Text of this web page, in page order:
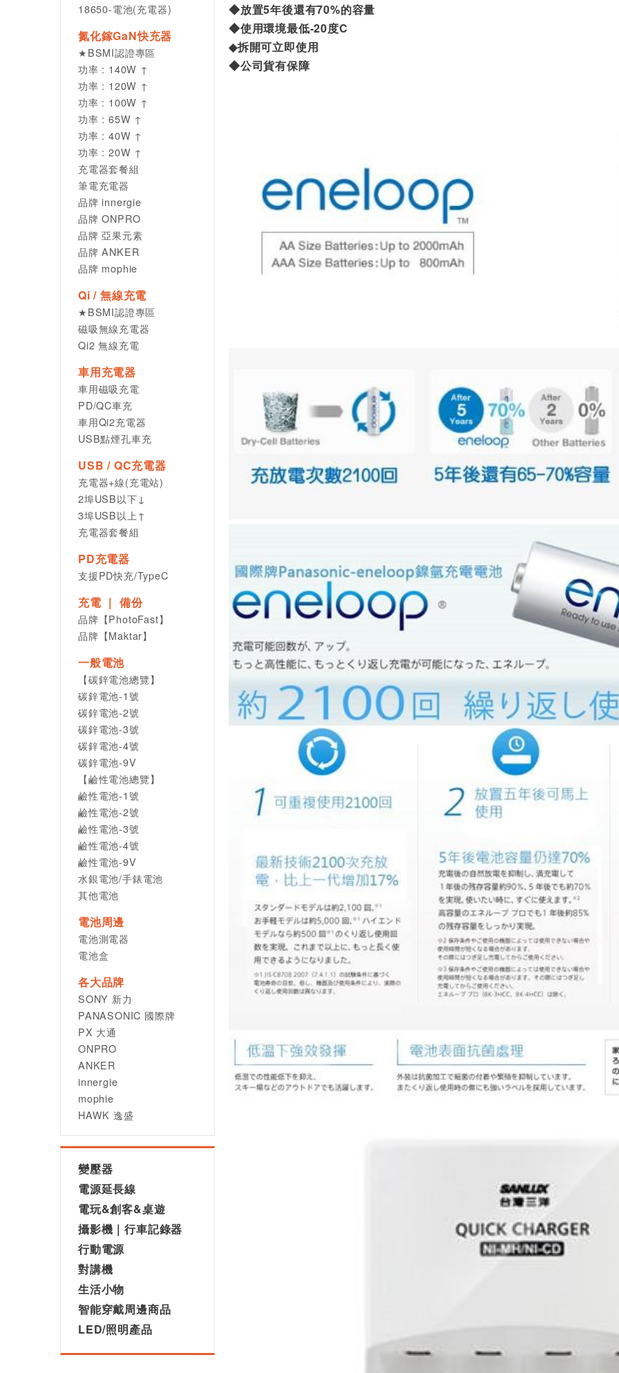
18650-電池(充電器)
氮化鎵GaN快充器
★BSMI認證專區
功率 : 140W ↑
功率 : 120W ↑
功率 : 100W ↑
功率 : 65W ↑
功率 : 40W ↑
功率 : 20W ↑
充電器套餐組
筆電充電器
品牌 innergie
品牌 ONPRO
品牌 亞果元素
品牌 ANKER
品牌 mophie
Qi / 無線充電
★BSMI認證專區
磁吸無線充電器
Qi2 無線充電
車用充電器
車用磁吸充電
PD/QC車充
車用Qi2充電器
USB點煙孔車充
USB / QC充電器
充電器+線(充電站)
2埠USB以下↓
3埠USB以上↑
充電器套餐組
PD充電器
支援PD快充/TypeC
充電 ｜ 備份
品牌【PhotoFast】
品牌【Maktar】
一般電池
【碳鋅電池總覽】
碳鋅電池-1號
碳鋅電池-2號
碳鋅電池-3號
碳鋅電池-4號
碳鋅電池-9V
【鹼性電池總覽】
鹼性電池-1號
鹼性電池-2號
鹼性電池-3號
鹼性電池-4號
鹼性電池-9V
水銀電池/手錶電池
其他電池
電池周邊
電池測電器
電池盒
各大品牌
SONY 新力
PANASONIC 國際牌
PX 大通
ONPRO
ANKER
innergie
mophie
HAWK 逸盛
變壓器
電源延長線
電玩&創客&桌遊
攝影機｜行車記錄器
行動電源
對講機
生活小物
智能穿戴周邊商品
LED/照明產品
◆放置5年後還有70%的容量
◆使用環境最低-20度C
◆拆開可立即使用
◆公司貨有保障